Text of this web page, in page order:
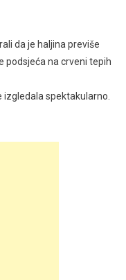
da je haljina previše
podsjeća na crveni tepih
izgledala spektakularno.